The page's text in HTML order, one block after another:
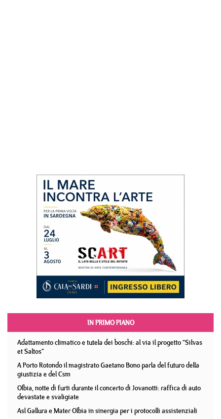
IN PRIMO PIANO
Adattamento climatico e tutela dei boschi: al via il progetto “Silvas
et Saltos”
A Porto Rotondo il magistrato Gaetano Bono parla del futuro della
giustizia e del Csm
Olbia, notte di furti durante il concerto di Jovanotti: raffica di auto
devastate e svaligiate
Asl Gallura e Mater Olbia in sinergia per i protocolli assistenziali